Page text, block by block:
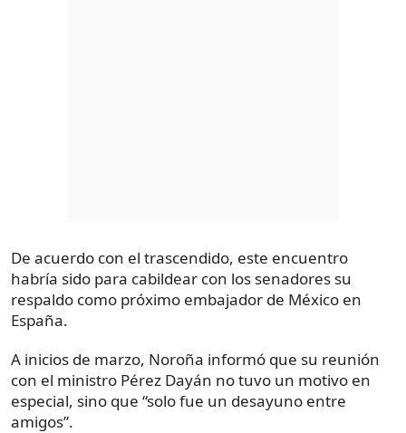
De acuerdo con el trascendido, este encuentro
habría sido para cabildear con los senadores su
respaldo como próximo embajador de México en
España.
A inicios de marzo, Noroña informó que su reunión
con el ministro Pérez Dayán no tuvo un motivo en
especial, sino que “solo fue un desayuno entre
amigos”.